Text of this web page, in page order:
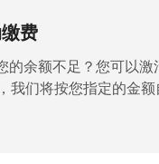
最少 ⁦$5⁩
费
的余额不足？您可以
我们将按您指定的金额